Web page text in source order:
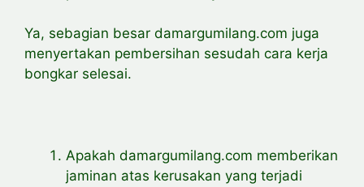
Ya, sebagian besar damargumilang.com juga
menyertakan pembersihan sesudah cara kerja
bongkar selesai.
Apakah damargumilang.com memberikan
jaminan atas kerusakan yang terjadi